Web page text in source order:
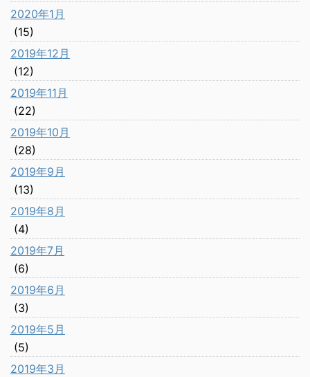
2020年1月
(15)
2019年12月
(12)
2019年11月
(22)
2019年10月
(28)
2019年9月
(13)
2019年8月
(4)
2019年7月
(6)
2019年6月
(3)
2019年5月
(5)
2019年3月